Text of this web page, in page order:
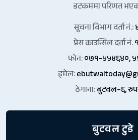
डटकममा परिणत
सूचना विभाग दर्ता नं.:
प्रेस काउन्सिल दर्ता नं.
फोन:०७१-५५४६४०,
इमेल:
ठेगाना:बुटवल–६,
बुटवल टुडे